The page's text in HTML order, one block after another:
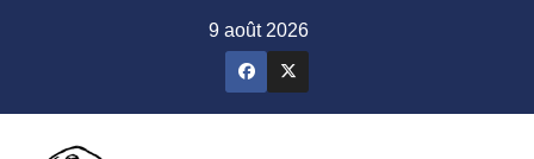
9 août 2026